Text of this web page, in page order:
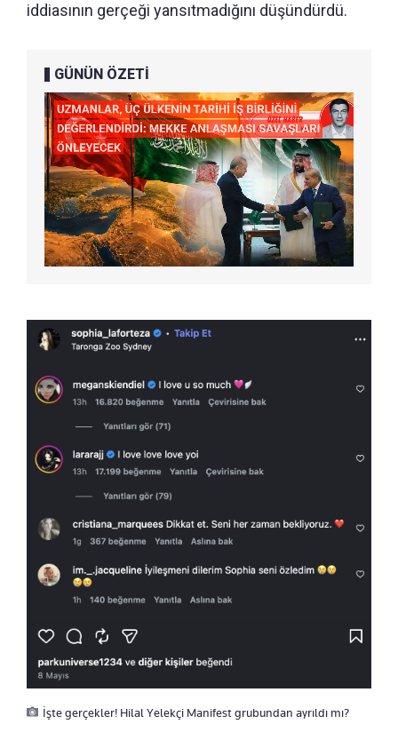
iddiasının gerçeği yansıtmadığını düşündürdü.
GÜNÜN ÖZETİ
İşte gerçekler! Hilal Yelekçi Manifest grubundan ayrıldı mı?